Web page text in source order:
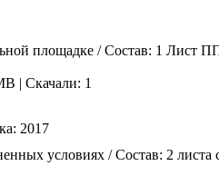
площадке / Состав: 1 Лист
| Скачали: 1
2017
условиях / Состав: 2